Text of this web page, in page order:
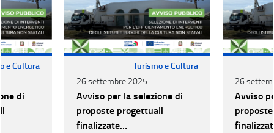
e Cultura
di
Turismo e Cultura
26 settembre 2025
Avviso per la selezione di
proposte progettuali
finalizzate
26
Avviso